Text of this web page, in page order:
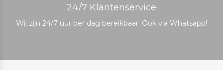
24/7 Klantenservice
Wij zijn 24/7 uur per dag bereikbaar. Ook via Whatsapp!